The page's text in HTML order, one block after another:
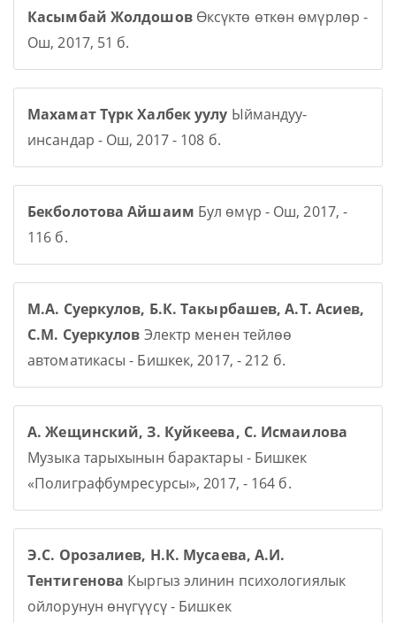
Касымбай Жолдошов Өксүктө өткөн өмүрлөр -
Ош, 2017, 51 б.
Махамат Түрк Халбек уулу Ыймандуу-
инсандар - Ош, 2017 - 108 б.
Бекболотова Айшаим Бул өмүр - Ош, 2017, -
116 б.
М.А. Суеркулов, Б.К. Такырбашев, А.Т. Асиев,
С.М. Суеркулов Электр менен тейлөө
автоматикасы - Бишкек, 2017, - 212 б.
А. Жещинский, З. Куйкеева, С. Исмаилова
Музыка тарыхынын барактары - Бишкек
«Полиграфбумресурсы», 2017, - 164 б.
Э.С. Орозалиев, Н.К. Мусаева, А.И.
Тентигенова Кыргыз элинин психологиялык
ойлорунун өнүгүүсү - Бишкек